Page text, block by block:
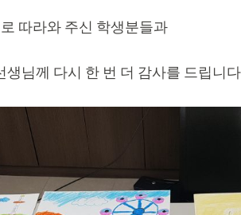
따라와 주신 학생분들과
님께 다시 한 번 더 감사를 드립니